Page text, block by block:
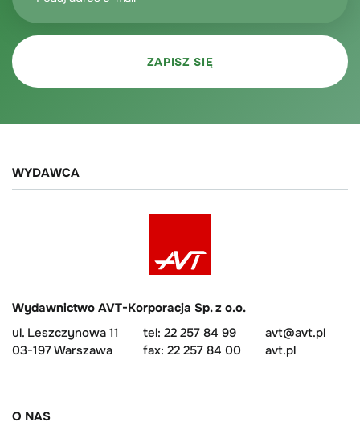
WYDAWCA
Wydawnictwo AVT-Korporacja Sp. z o.o.
ul. Leszczynowa 11
03-197 Warszawa
tel: 22 257 84 99
fax: 22 257 84 00
avt@avt.pl
avt.pl
O NAS